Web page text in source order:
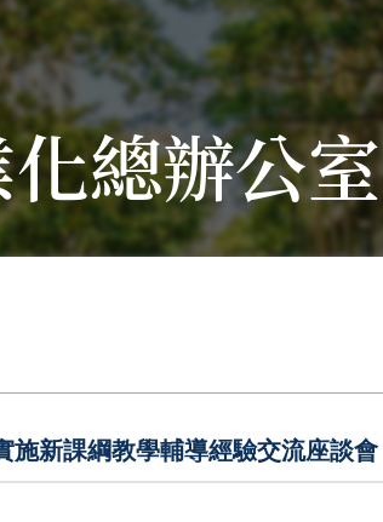
總辦公室
施新課綱教學輔導經驗交流座談會